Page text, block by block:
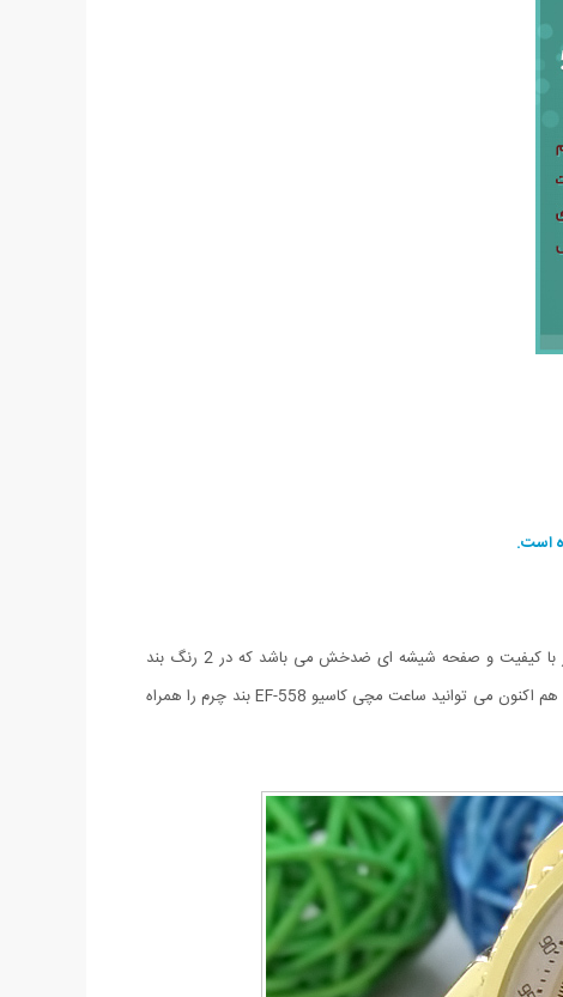
ساعت مچی Casio EF-558 با بند چرم یکی از جدیدترین مدل های عرضه شده کمپانی معتبر کاسیو می باشد. این ساعت دارای بند چرم بسیار با کیفیت و صفحه شیشه ای ضدخش می باشد که در 2 رنگ بند
مشکی و قهوه ای و همچنین صفحه طلایی و مشکی عرضه شده است. این ساعت دارای تقویم روز شمار می باشد و تا 80 درصد نیز ضد آب است. هم اکنون می توانید ساعت مچی کاسیو EF-558 بند چرم را همراه